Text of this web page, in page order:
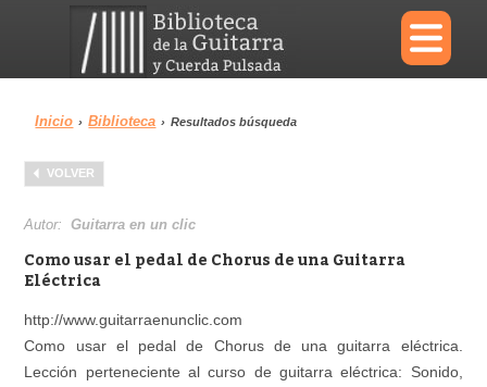
×
Menu
Biblioteca
Área personal
Inicio › Biblioteca › Resultados búsqueda
VOLVER
Autor:Guitarra en un clic
Como usar el pedal de Chorus de una Guitarra
Eléctrica
http://www.guitarraenunclic.com
Como usar el pedal de Chorus de una guitarra eléctrica.
Lección perteneciente al curso de guitarra eléctrica: Sonido,